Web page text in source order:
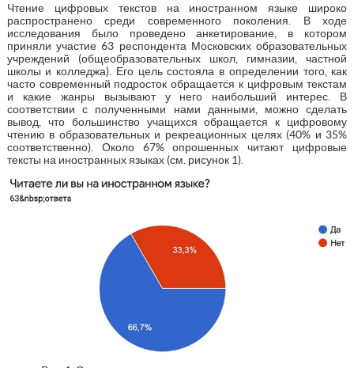
Чтение цифровых текстов на иностранном языке широко
распространено среди современного поколения. В ходе
исследования было проведено анкетирование, в котором
приняли участие 63 респондента Московских образовательных
учреждений (общеобразовательных школ, гимназии, частной
школы и колледжа). Его цель состояла в определении того, как
часто современный подросток обращается к цифровым текстам
и какие жанры вызывают у него наибольший интерес. В
соответствии с полученными нами данными, можно сделать
вывод, что большинство учащихся обращается к цифровому
чтению в образовательных и рекреационных целях (40% и 35%
соответственно). Около 67% опрошенных читают цифровые
тексты на иностранных языках (см. рисунок 1).